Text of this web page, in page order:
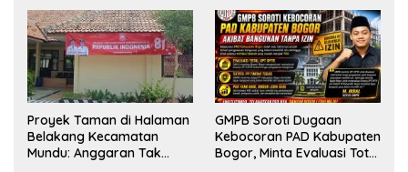
Konstituen ke Dewan Pers
Masuk Akal, Harus
Dipertanggungjawabkan
Secara Terbuka!
Proyek Taman di Halaman
Belakang Kecamatan
Mundu: Anggaran Tak
GMPB Soroti Dugaan
Kebocoran PAD Kabupaten
Bogor, Minta Evaluasi Total